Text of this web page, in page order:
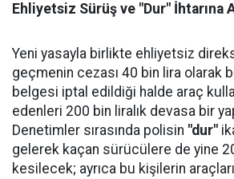
Ehliyetsiz Sürüş ve "Dur" İhtarına
Yeni yasayla birlikte ehliyetsiz
geçmenin cezası 40 bin lira olarak
belgesi iptal edildiği halde araç
edenleri 200 bin liralık devasa bir
Denetimler sırasında polisin "dur"
gelerek kaçan sürücülere de yine
kesilecek; ayrıca bu kişilerin